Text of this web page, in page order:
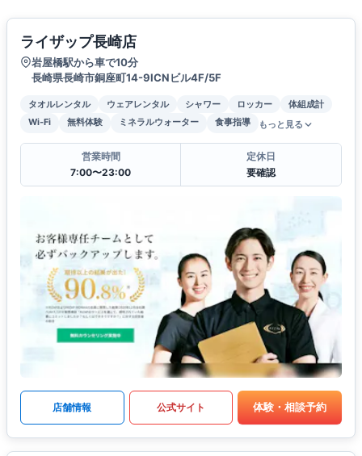
ライザップ長崎店
岩屋橋駅から車で10分
長崎県長崎市銅座町14-9ICNビル4F/5F
タオルレンタル ウェアレンタル シャワー ロッカー
体組成計
Wi-Fi
無料体験 ミネラルウォーター 食事指導 もっと見る
営業時間
7:00〜23:00
定休日
要確認
店舗情報 公式サイト 体験・相談予約